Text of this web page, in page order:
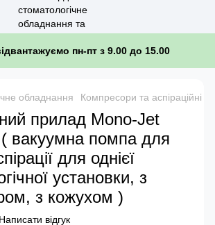
пн-пт з 9.00 до 15.00
обладнання Компресори та аспіраційні
прилад Mono-Jet
вакуумна помпа для
для однієї
установки, з
з кожухом )
Написати відгук